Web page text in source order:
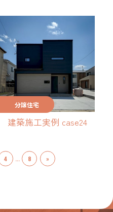
分譲住宅
建築施工実例 case24
4 … 8 »